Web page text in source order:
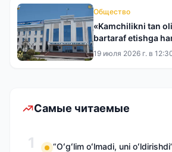
Общество
«Kamchilikni tan
bartaraf etishga
Toshkent tumani
19 июля 2026 г. в
Самые читаемые
1
“Oʻgʻlim oʻlmadi, uni